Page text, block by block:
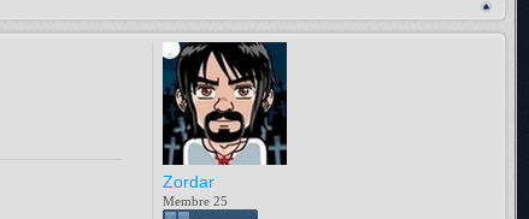
Zordar
Membre 25